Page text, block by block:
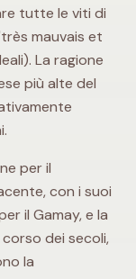
tutte le viti di
mauvais et
La ragione
più alte del
per il
con i suoi
il Gamay, e la
dei secoli,
la